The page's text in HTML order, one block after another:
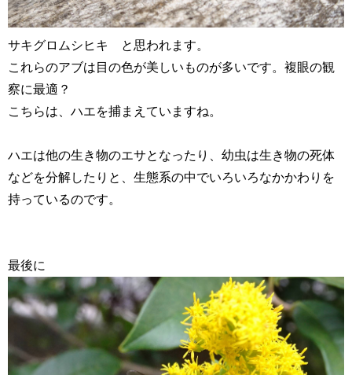
サキグロムシヒキ と思われます。
これらのアブは目の色が美しいものが多いです。複眼の観
察に最適？
こちらは、ハエを捕まえていますね。
ハエは他の生き物のエサとなったり、幼虫は生き物の死体
などを分解したりと、生態系の中でいろいろなかかわりを
持っているのです。
最後に